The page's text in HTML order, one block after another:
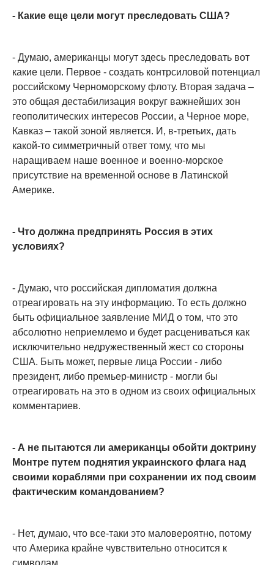
- Какие еще цели могут преследовать США?
- Думаю, американцы могут здесь преследовать вот
какие цели. Первое - создать контрсиловой потенциал
российскому Черноморскому флоту. Вторая задача –
это общая дестабилизация вокруг важнейших зон
геополитических интересов России, а Черное море,
Кавказ – такой зоной является. И, в-третьих, дать
какой-то симметричный ответ тому, что мы
наращиваем наше военное и военно-морское
присутствие на временной основе в Латинской
Америке.
- Что должна предпринять Россия в этих
условиях?
- Думаю, что российская дипломатия должна
отреагировать на эту информацию. То есть должно
быть официальное заявление МИД о том, что это
абсолютно неприемлемо и будет расцениваться как
исключительно недружественный жест со стороны
США. Быть может, первые лица России - либо
президент, либо премьер-министр - могли бы
отреагировать на это в одном из своих официальных
комментариев.
- А не пытаются ли американцы обойти доктрину
Монтре путем поднятия украинского флага над
своими кораблями при сохранении их под своим
фактическим командованием?
- Нет, думаю, что все-таки это маловероятно, потому
что Америка крайне чувствительно относится к
символам.